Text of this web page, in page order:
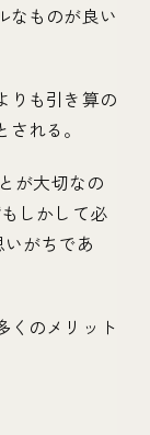
なものが良い
りも引き算の
れる。
が大切なの
しかして必
がちであ
くのメリット